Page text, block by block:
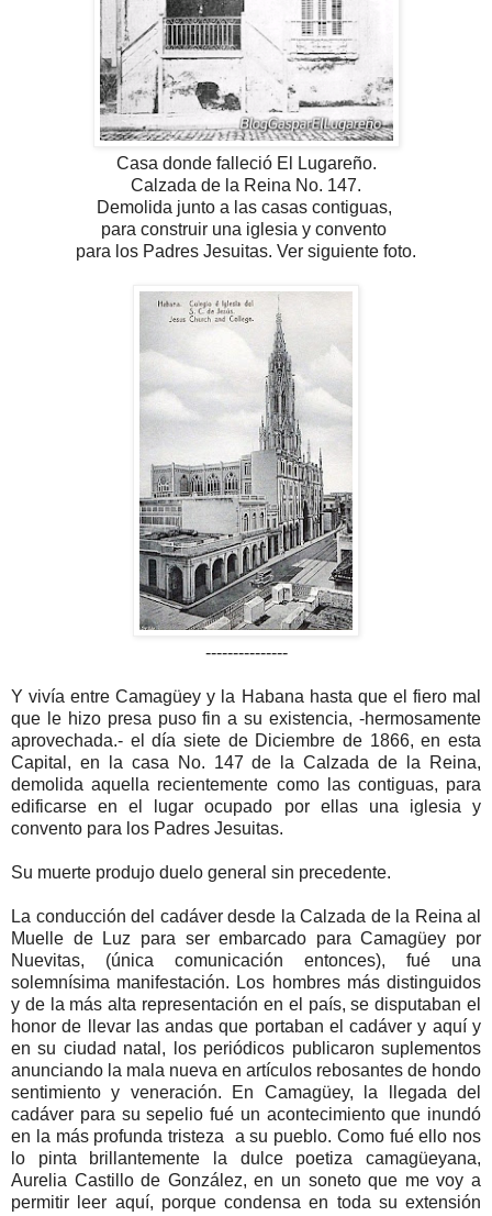
Casa donde falleció El Lugareño.
Calzada de la Reina No. 147.
Demolida junto a las casas contiguas,
para construir una iglesia y convento
para los Padres Jesuitas. Ver siguiente foto.
---------------
Y vivía entre Camagüey y la Habana hasta que el fiero mal
que le hizo presa puso fin a su existencia, -hermosamente
aprovechada.- el día siete de Diciembre de 1866, en esta
Capital, en la casa No. 147 de la Calzada de la Reina,
demolida aquella recientemente como las contiguas, para
edificarse en el lugar ocupado por ellas una iglesia y
convento para los Padres Jesuitas.
Su muerte produjo duelo general sin precedente.
La conducción del cadáver desde la Calzada de la Reina al
Muelle de Luz para ser embarcado para Camagüey por
Nuevitas, (única comunicación entonces), fué una
solemnísima manifestación. Los hombres más distinguidos
y de la más alta representación en el país, se disputaban el
honor de llevar las andas que portaban el cadáver y aquí y
en su ciudad natal, los periódicos publicaron suplementos
anunciando la mala nueva en artículos rebosantes de hondo
sentimiento y veneración. En Camagüey, la llegada del
cadáver para su sepelio fué un acontecimiento que inundó
en la más profunda tristeza a su pueblo. Como fué ello nos
lo pinta brillantemente la dulce poetiza camagüeyana,
Aurelia Castillo de González, en un soneto que me voy a
permitir leer aquí, porque condensa en toda su extensión